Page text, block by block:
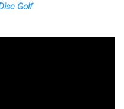
Golf.